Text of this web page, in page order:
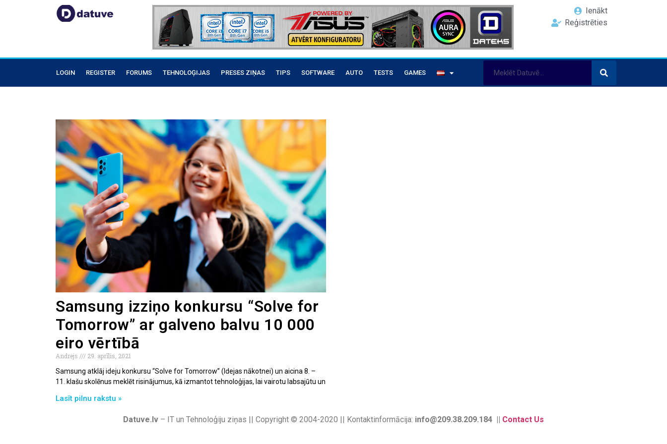
Ienākt
Reģistrēties
LOGIN REGISTER FORUMS TEHNOLOĢIJAS PRESES ZIŅAS TIPS SOFTWARE AUTO TESTS GAMES
Samsung izziņo konkursu “Solve for
Tomorrow” ar galveno balvu 10 000
eiro vērtībā
Andrejs
29. aprīlis, 2021
Samsung atklāj ideju konkursu “Solve for Tomorrow” (Idejas nākotnei) un aicina 8. –
11. klašu skolēnus meklēt risinājumus, kā izmantot tehnoloģijas, lai vairotu labsajūtu un
Lasīt pilnu rakstu »
Datuve.lv – IT un Tehnoloģiju ziņas || Copyright © 2004-2020 || Kontaktinformācija: info@209.38.209.184 || Contact Us